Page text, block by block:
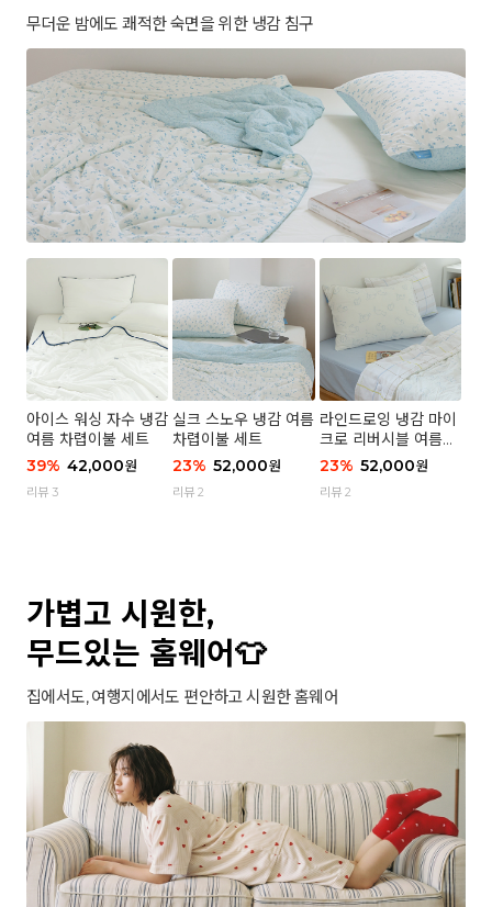
무더운 밤에도 쾌적한 숙면을 위한 냉감 침구
아이스 워싱 자수 냉감
여름 차렵이불 세트
39% 42,000원
리뷰 3
실크 스노우 냉감 여름
차렵이불 세트
23% 52,000원
리뷰 2
라인드로잉 냉감 마이
크로 리버시블 여름이
불 세트
23% 52,000원
리뷰 2
가볍고 시원한,
무드있는 홈웨어👕
집에서도, 여행지에서도 편안하고 시원한 홈웨어